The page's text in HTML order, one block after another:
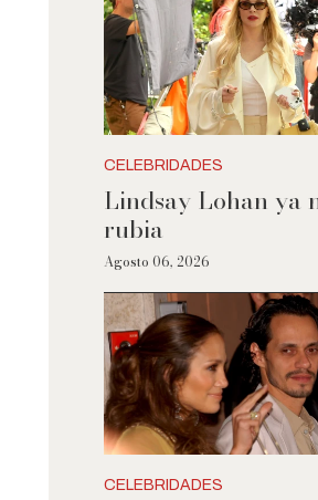
CELEBRIDADES
Lindsay Lohan ya
rubia
Agosto 06, 2026
CELEBRIDADES